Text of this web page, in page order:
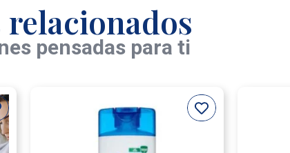
pensadas para ti